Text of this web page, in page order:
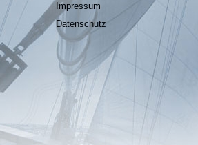
Impressum
Datenschutz